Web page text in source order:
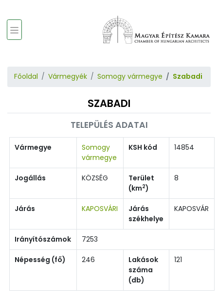
Főoldal Vármegyék Somogy vármegye Szabadi
SZABADI
TELEPÜLÉS ADATAI
Vármegye
Somogy
vármegye
KSH kód 14854
Jogállás KÖZSÉG
Terület
(km2)
8
Járás KAPOSVÁRI
Járás
székhelye
KAPOSVÁR
Irányítószámok 7253
Népesség (fő) 246
Lakások
száma
(db)
121